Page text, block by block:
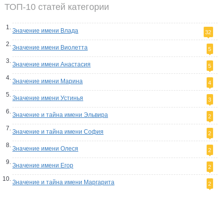
ТОП-10 статей категории
Значение имени Влада 32
Значение имени Виолетта 5
Значение имени Анастасия 5
Значение имени Марина 4
Значение имени Устинья 3
Значение и тайна имени Эльвира 2
Значение и тайна имени София 2
Значение имени Олеся 2
Значение имени Егор 2
Значение и тайна имени Маргарита 2